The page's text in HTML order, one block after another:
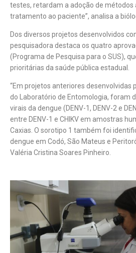
testes, retardam a adoção de métodos
tratamento ao paciente”, analisa a
Dos diversos projetos desenvolvidos
pesquisadora destaca os quatro
(Programa de Pesquisa para o SUS),
prioritárias da saúde pública estadual.
“Em projetos anteriores desenvolvidas
do Laboratório de Entomologia, foram
virais da dengue (DENV-1, DENV-2 e
entre DENV-1 e CHIKV em amostras
Caxias. O sorotipo 1 também foi
dengue em Codó, São Mateus e
Valéria Cristina Soares Pinheiro.